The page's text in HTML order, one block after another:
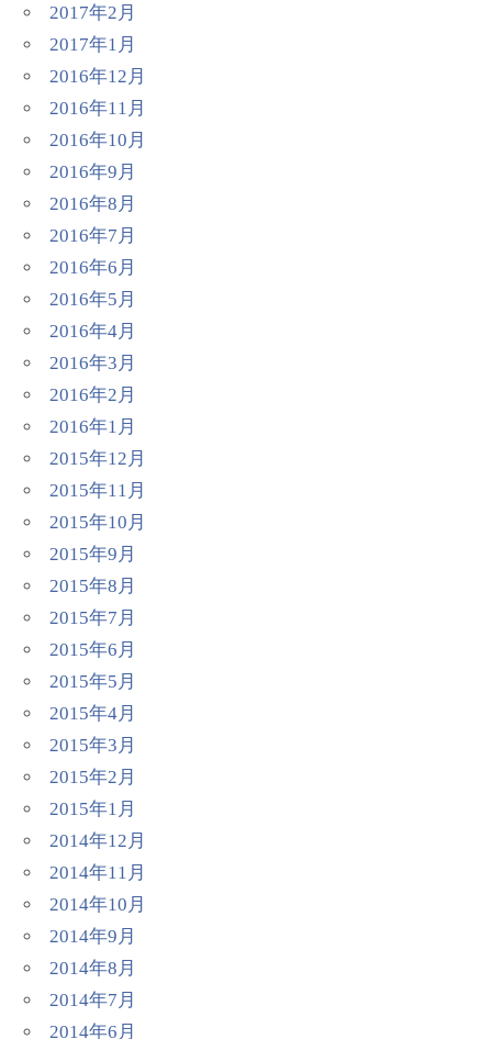
2017年2月
2017年1月
2016年12月
2016年11月
2016年10月
2016年9月
2016年8月
2016年7月
2016年6月
2016年5月
2016年4月
2016年3月
2016年2月
2016年1月
2015年12月
2015年11月
2015年10月
2015年9月
2015年8月
2015年7月
2015年6月
2015年5月
2015年4月
2015年3月
2015年2月
2015年1月
2014年12月
2014年11月
2014年10月
2014年9月
2014年8月
2014年7月
2014年6月